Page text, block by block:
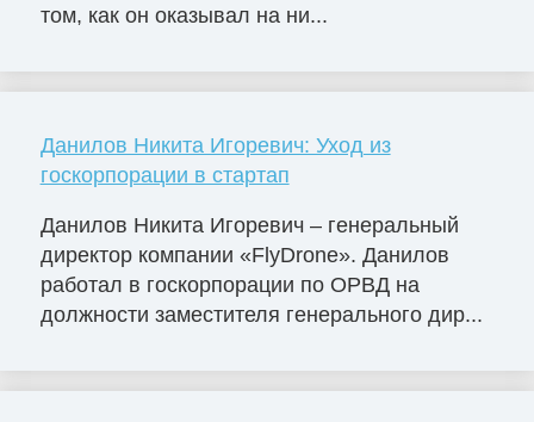
том, как он оказывал на ни...
Данилов Никита Игоревич: Уход из
госкорпорации в стартап
Данилов Никита Игоревич – генеральный
директор компании «FlyDrone». Данилов
работал в госкорпорации по ОРВД на
должности заместителя генерального дир...